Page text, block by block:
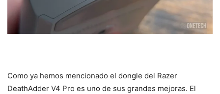
Como ya hemos mencionado el dongle del Razer
DeathAdder V4 Pro es uno de sus grandes mejoras. El